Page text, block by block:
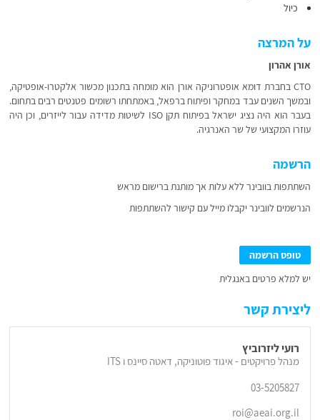
כיול
על המרצה
אורן אהרון
CTO בחברת דומא אופטרוניקה אורן הוא מומחה בתכנון מכשור אלקטרו-אופטיקה,
ובמשך השנים עבד במחקר ופיתוח ברפאל, באמתחתו רשומים פטנטים רבים בתחום.
בעבר הוא היה נציג ישראל בפיתוח תקן ISO לשיטות מדידה עבור לייזרים, וכן היה
עוזרו המקצועי של שר האנרגיה.
הרשמה
השתתפות בוובינר ללא עלות אך מותנת ברישום מראש
הנרשמים לוובינר יקבלו מייל עם קישור להשתתפות
טופס הרשמה
יש למלא פרטים באנגלית
ליצירת קשר
רועי ליזרוביץ
מנהל פרויקטים - איגוד פוטוניקה, דאטה סיינס ו ITS
03-5205827
roi@aeai.org.il